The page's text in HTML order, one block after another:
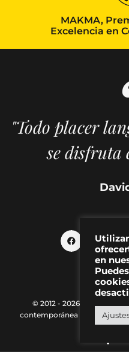
MAKMA,
Excelencia en
"Todo placer
se disfruta
© 2012 - 2026 MAKMA |
contemporánea |
Política de
en